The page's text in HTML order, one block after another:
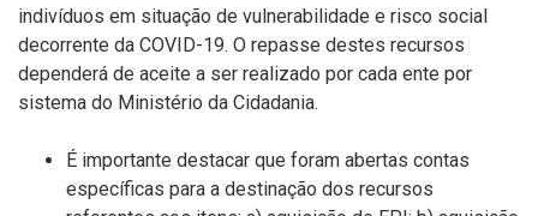
indivíduos em situação de vulnerabilidade e risco social
decorrente da COVID-19. O repasse destes recursos
dependerá de aceite a ser realizado por cada ente por
sistema do Ministério da Cidadania.
É importante destacar que foram abertas contas
específicas para a destinação dos recursos